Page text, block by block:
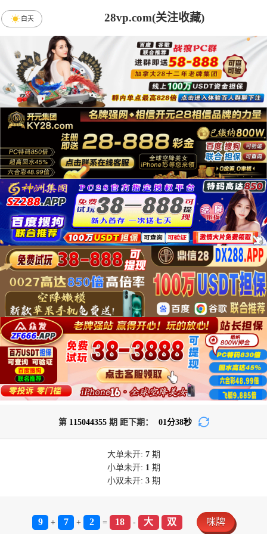
28vp.com(关注收藏)
白天
第 115044355期 距下期： 01 分38秒
大单未开: 7期
小单未开: 1 期
小双未开: 3期
9 + 7 + 2 = 18 - 大 双 咪牌